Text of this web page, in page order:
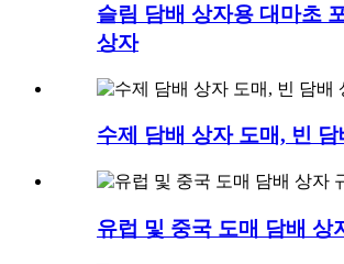
슬림 담배 상자용 대마초
상자
수제 담배 상자 도매, 빈 담
유럽 ​​및 중국 도매 담배 상